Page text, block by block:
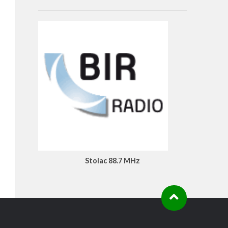
Stolac 88.7 MHz